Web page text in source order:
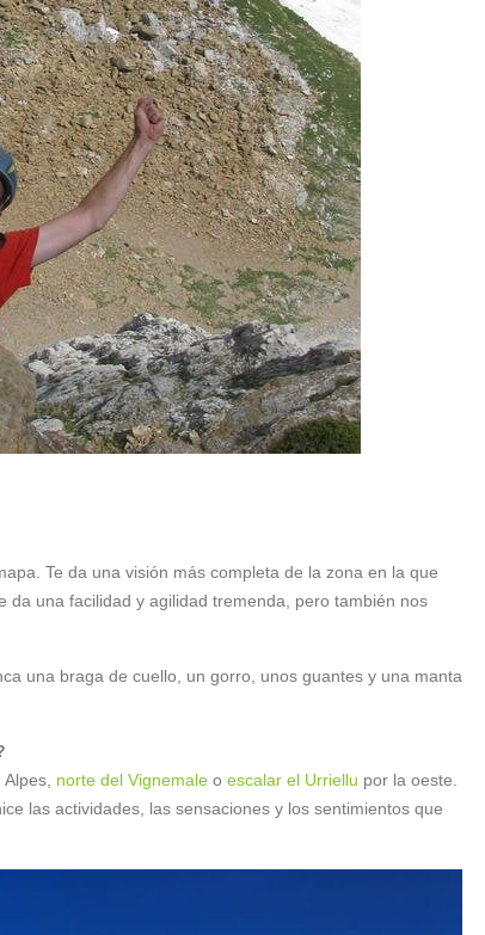
Te da una visión más completa de la zona en la que
da una facilidad y agilidad tremenda, pero también nos
una braga de cuello, un gorro, unos guantes y una manta
norte del Vignemale o escalar el Urriellu por la oeste.
las actividades, las sensaciones y los sentimientos que